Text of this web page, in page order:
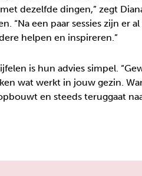
dezelfde dingen,” zegt
“Na een paar sessies zijn
helpen en inspireren.”
is hun advies simpel.
wat werkt in jouw gezin.
en steeds teruggaat